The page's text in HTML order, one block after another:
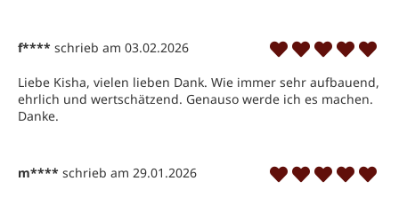
f**** schrieb am 03.02.2026
Liebe Kisha, vielen lieben Dank. Wie immer sehr aufbauend,
ehrlich und wertschätzend. Genauso werde ich es machen.
Danke.
m**** schrieb am 29.01.2026